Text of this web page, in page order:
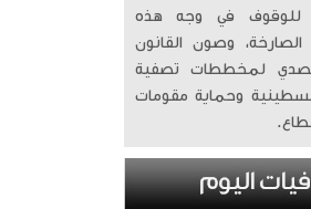
للوقوف في وجه هذه
وصون القانون
لمخططات تصفية
وحماية مقومات